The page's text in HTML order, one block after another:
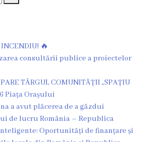
🔥
consultării publice a proiectelor
TÂRGUL COMUNITĂȚII „SPAȚIU
Piața Orașului
a avut plăcerea de a găzdui
de lucru România – Republica
Oportunități de finanțare și